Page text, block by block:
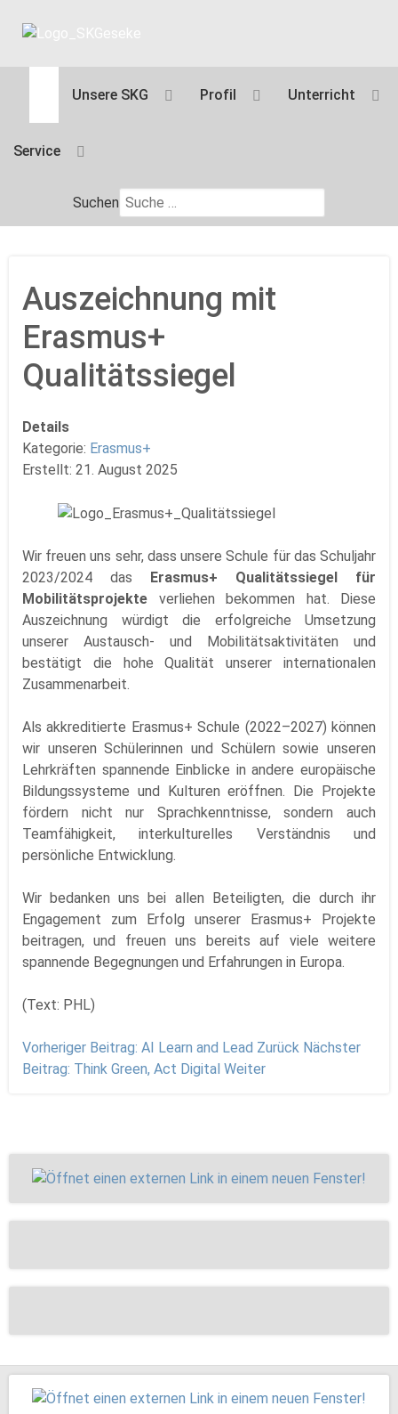
Unsere SKG Profil Unterricht
Service
Suchen
Auszeichnung mit
Erasmus+
Qualitätssiegel
Details
Kategorie: Erasmus+
Erstellt: 21. August 2025
Wir freuen uns sehr, dass unsere Schule für das Schuljahr
2023/2024 das Erasmus+ Qualitätssiegel für
Mobilitätsprojekte verliehen bekommen hat. Diese
Auszeichnung würdigt die erfolgreiche Umsetzung
unserer Austausch- und Mobilitätsaktivitäten und
bestätigt die hohe Qualität unserer internationalen
Zusammenarbeit.
Als akkreditierte Erasmus+ Schule (2022–2027) können
wir unseren Schülerinnen und Schülern sowie unseren
Lehrkräften spannende Einblicke in andere europäische
Bildungssysteme und Kulturen eröffnen. Die Projekte
fördern nicht nur Sprachkenntnisse, sondern auch
Teamfähigkeit, interkulturelles Verständnis und
persönliche Entwicklung.
Wir bedanken uns bei allen Beteiligten, die durch ihr
Engagement zum Erfolg unserer Erasmus+ Projekte
beitragen, und freuen uns bereits auf viele weitere
spannende Begegnungen und Erfahrungen in Europa.
(Text: PHL)
Vorheriger Beitrag: AI Learn and Lead Zurück Nächster
Beitrag: Think Green, Act Digital Weiter